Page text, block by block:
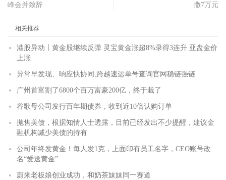
峰会并致辞
撒7万元
相关推荐
港股异动丨黄金股继续反弹 灵宝黄金涨超8%录得3连升 亚盘金价
上涨
异常早发现、响应快协同,跨越速运单号查询官网稳链强链
广州首富割了6800个百万富豪200亿，终于栽了
谷歌母公司发行百年期债券，收到近10倍认购订单
抛售美债，根据知情人士透露，目前已经发出不少提醒，建议金
融机构减少美债的持有
公司年终发黄金！每人发1克，上面印有员工名字，CEO账号改
名“爱送黄金”
蔚来老板娘创业成功，和奶茶妹妹同一赛道